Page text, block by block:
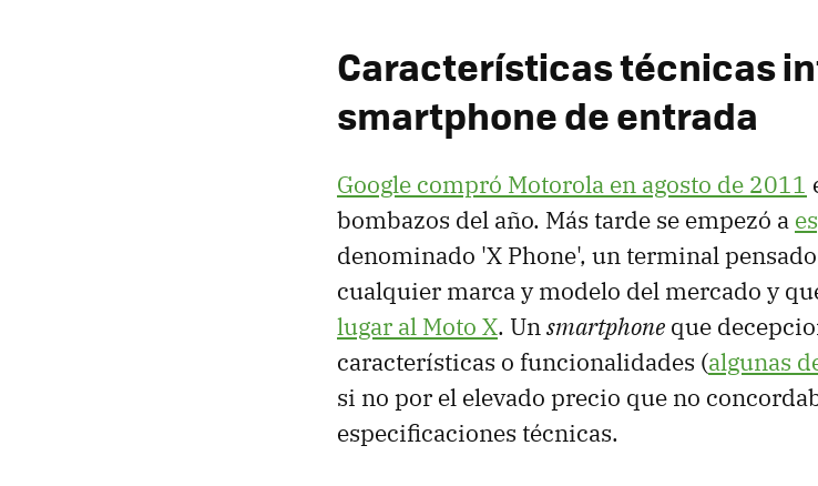
Características técnicas
smartphone de entrada
Google compró Motorola en agosto de 2011
bombazos del año. Más tarde se empezó a
denominado 'X Phone', un terminal
cualquier marca y modelo del mercado y
lugar al Moto X. Unsmartphone que
características o funcionalidades (algunas
si no por el elevado precio que no
especificaciones técnicas.